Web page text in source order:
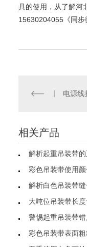
具的使用，从了解河
15630204055《同步
电源线
相关产品
解析起重吊装带
彩色吊装带使用
解析白色吊装带
大吨位吊装带长
警惕起重吊装带
彩色吊装带表面